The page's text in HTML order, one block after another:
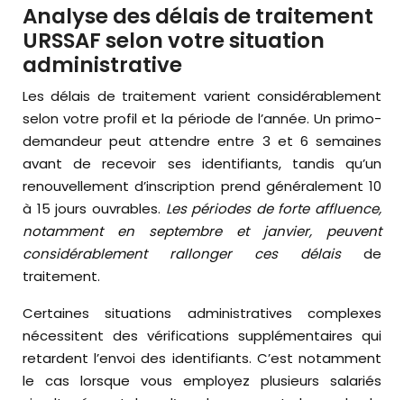
Analyse des délais de traitement
URSSAF selon votre situation
administrative
Les délais de traitement varient considérablement
selon votre profil et la période de l’année. Un primo-
demandeur peut attendre entre 3 et 6 semaines
avant de recevoir ses identifiants, tandis qu’un
renouvellement d’inscription prend généralement 10
à 15 jours ouvrables. Les périodes de forte affluence,
notamment en septembre et janvier, peuvent
considérablement rallonger ces délais de
traitement.
Certaines situations administratives complexes
nécessitent des vérifications supplémentaires qui
retardent l’envoi des identifiants. C’est notamment
le cas lorsque vous employez plusieurs salariés